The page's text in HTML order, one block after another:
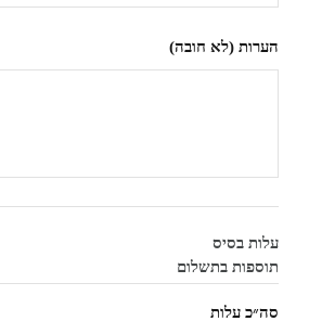
(לא חובה)
בסיס
בתשלום
עלות